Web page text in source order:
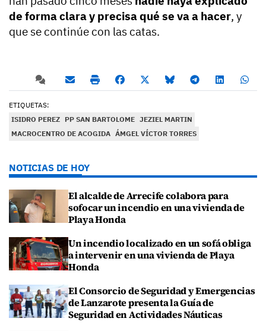
de forma clara y precisa qué se va a hacer, y
que se continúe con las catas.
ETIQUETAS:
ISIDRO PEREZ PP SAN BARTOLOME JEZIEL MARTIN
MACROCENTRO DE ACOGIDA ÁMGEL VÍCTOR TORRES
NOTICIAS DE HOY
El alcalde de Arrecife colabora para
sofocar un incendio en una vivienda de
Playa Honda
Un incendio localizado en un sofá obliga
a intervenir en una vivienda de Playa
Honda
El Consorcio de Seguridad y Emergencias
de Lanzarote presenta la Guía de
Seguridad en Actividades Náuticas